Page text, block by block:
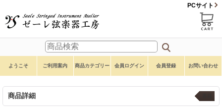
PCサイト
ようこそ ご利用案内 商品カテゴリー 会員ログイン 会員登録 お問い合わせ
商品詳細